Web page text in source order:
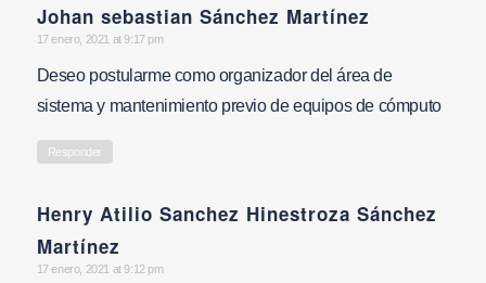
Johan sebastian Sánchez Martínez
says:
17 enero, 2021 at 9:17 pm
Deseo postularme como organizador del área de
sistema y mantenimiento previo de equipos de cómputo
Responder
Henry Atilio Sanchez Hinestroza Sánchez
Martínez
says:
17 enero, 2021 at 9:12 pm